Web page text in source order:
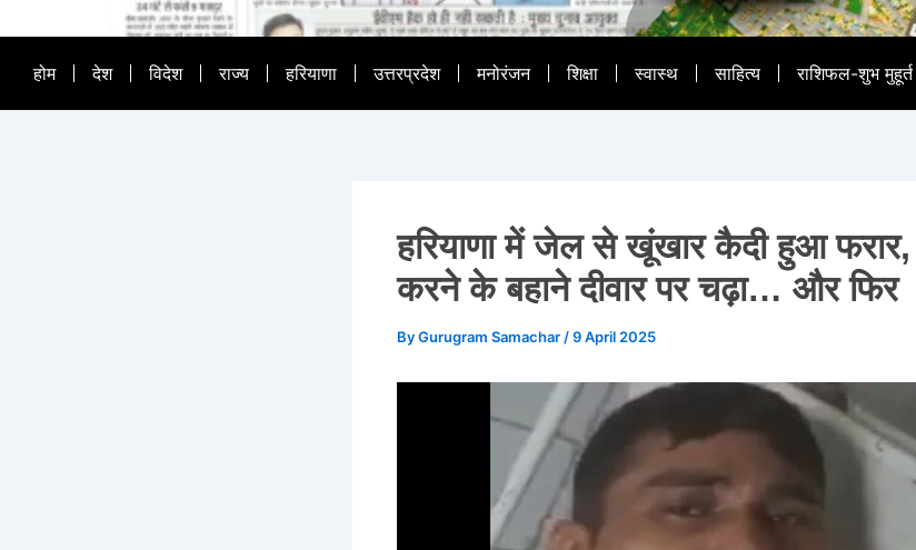
होम देश विदेश राज्य हरियाणा उत्तरप्रदेश मनोरंजन शिक्षा स्वास्थ साहित्य राशिफल-शुभ मुहूर्त
हरियाणा में जेल से खूंखार कैदी हुआ फरार,
करने के बहाने दीवार पर चढ़ा… और फिर
ByGurugram Samachar /9 April 2025